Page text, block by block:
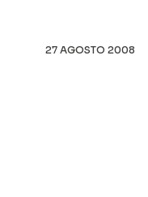
27 AGOSTO 2008